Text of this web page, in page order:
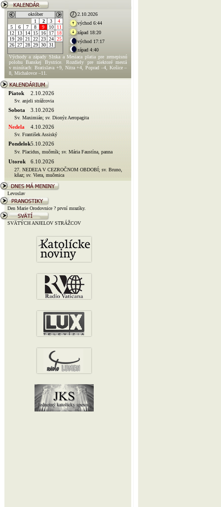
október
1
2 3
4
5
6 7 8 9 10
11
12
13 14 15 16 17
18
19 20 21 22 23 24 25
26 27 28 29 30 31
2.10.2026
východ 6:44
západ 18:20
východ 17:17
západ 4:40
Východy a západy Slnka a Mesiaca platia pre zemepisnú
polohu Banskej Bystrice. Rozdiely pre niektoré mestá
v minútach: Bratislava +9, Nitra +4, Poprad –4, Košice –
8, Michalovce –11.
Piatok 2.10.2026
Sv. anjeli strážcovia
Sobota 3.10.2026
Sv. Maximián; sv. Dionýz Aeropagita
Nedela 4.10.2026
Sv. František Assiský
Pondelok5.10.2026
Sv. Placidus, mučeník; sv. Mária Faustína, panna
Utorok 6.10.2026
27. NEDEĽA V CEZROČNOM OBDOBÍ; sv. Bruno,
kňaz; sv. Viera, mučenica
Levoslav
Den Marie Orodovnice ? první mrazíky.
SVÄTÝCH ANJELOV STRÁŽCOV